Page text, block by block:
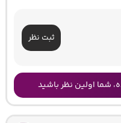
ثبت نظر
شما اولین نظر باشید